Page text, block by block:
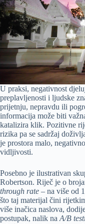
U praksi, negativnost
preplavljenosti i ljudske
prijetnju, nepravdu ili
informacija može biti
katalizira klik. Pozitivne
rizika pa se sadržaj
je prostora malo,
vidljivosti.
Posebno je ilustrativan
Robertson. Riječ je o
through rate – na više od
što taj materijal čini
više inačica naslova,
postupak, nalik na A/B